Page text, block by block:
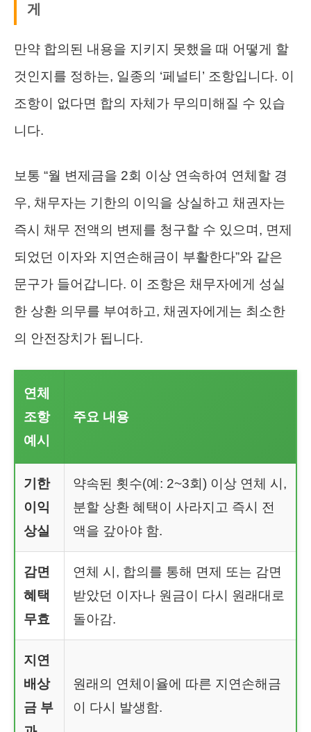
게
만약 합의된 내용을 지키지 못했을 때 어떻게 할
것인지를 정하는, 일종의 ‘페널티’ 조항입니다. 이
조항이 없다면 합의 자체가 무의미해질 수 있습
니다.
보통 “월 변제금을 2회 이상 연속하여 연체할 경
우, 채무자는 기한의 이익을 상실하고 채권자는
즉시 채무 전액의 변제를 청구할 수 있으며, 면제
되었던 이자와 지연손해금이 부활한다”와 같은
문구가 들어갑니다. 이 조항은 채무자에게 성실
한 상환 의무를 부여하고, 채권자에게는 최소한
의 안전장치가 됩니다.
연체
조항
예시
주요 내용
기한
이익
상실
약속된 횟수(예: 2~3회) 이상 연체 시,
분할 상환 혜택이 사라지고 즉시 전
액을 갚아야 함.
감면
혜택
무효
연체 시, 합의를 통해 면제 또는 감면
받았던 이자나 원금이 다시 원래대로
돌아감.
지연
배상
금 부
원래의 연체이율에 따른 지연손해금
이 다시 발생함.